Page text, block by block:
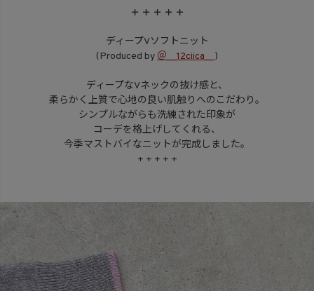
+ + + + +
ディープVソフトニット
(Produced by ＠__12ciica__ )
ディープなVネックの抜け感と、
柔らかく上質で心地の良い肌触りへのこだわり。
シンプルながらも洗練された印象が
コーデを格上げしてくれる、
今季マストバイなニットが完成しました。
+ + + + +